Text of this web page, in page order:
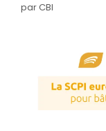
parCBI